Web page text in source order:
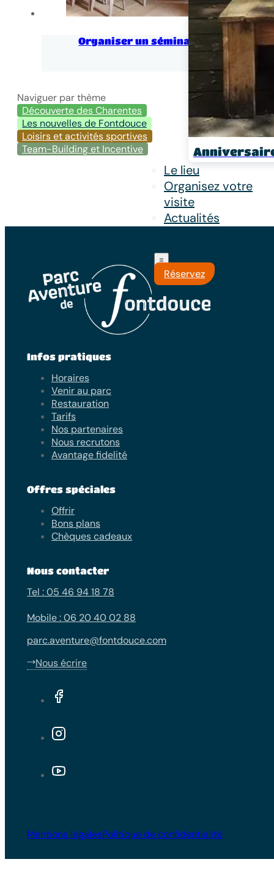
Le lieu
Organisez votre
visite
Actualités
Réservez
Organiser un séminaire unique
Naviguer par thème
Découverte des Charentes
Les nouvelles de Fontdouce
Loisirs et activités sportives
Team-Building et Incentive
Infos pratiques
Horaires
Venir au parc
Restauration
Tarifs
Nos partenaires
Nous recrutons
Avantage fidelité
Offres spéciales
Offrir
Bons plans
Chèques cadeaux
Nous contacter
Tel : 05 46 94 18 78
Mobile : 06 20 40 02 88
parc.aventure@fontdouce.com
Nous écrire
Mentions légalesPolitique de confidentialité